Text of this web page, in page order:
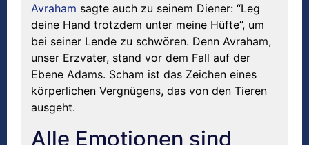
Avraham sagte auch zu seinem Diener: “Leg
deine Hand trotzdem unter meine Hüfte”, um
bei seiner Lende zu schwören. Denn Avraham,
unser Erzvater, stand vor dem Fall auf der
Ebene Adams. Scham ist das Zeichen eines
körperlichen Vergnügens, das von den Tieren
ausgeht.
Alle Emotionen sind